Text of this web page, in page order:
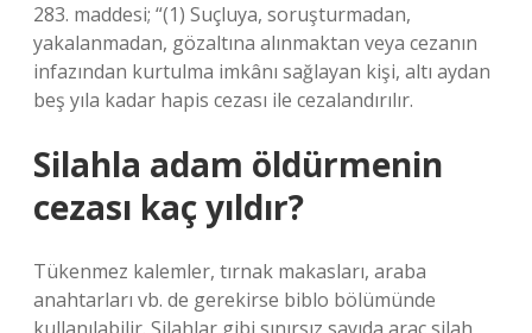
283. maddesi; “(1) Suçluya, soruşturmadan,
yakalanmadan, gözaltına alınmaktan veya cezanın
infazından kurtulma imkânı sağlayan kişi, altı aydan
beş yıla kadar hapis cezası ile cezalandırılır.
Silahla adam öldürmenin
cezası kaç yıldır?
Tükenmez kalemler, tırnak makasları, araba
anahtarları vb. de gerekirse biblo bölümünde